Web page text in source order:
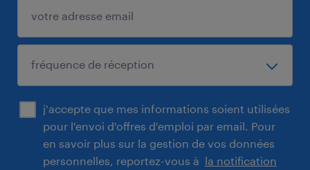
j'accepte que mes informations soient utilisées
pour l'envoi d'offres d'emploi par email. Pour
en savoir plus sur la gestion de vos données
personnelles, reportez-vous à la notification